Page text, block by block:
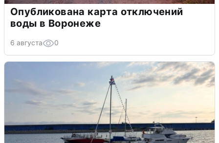
Опубликована карта отключений
воды в Воронеже
6 августа 0